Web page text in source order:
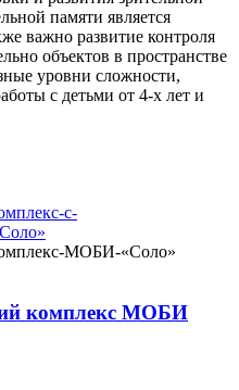
памяти является
важно развитие контроля
объектов в пространстве
уровни сложности,
с детьми от 4-х лет и
комплекс МОБИ